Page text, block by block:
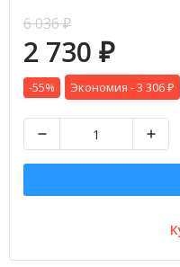
6 036₽
2 730 ₽
-55% Экономия -3 306 ₽